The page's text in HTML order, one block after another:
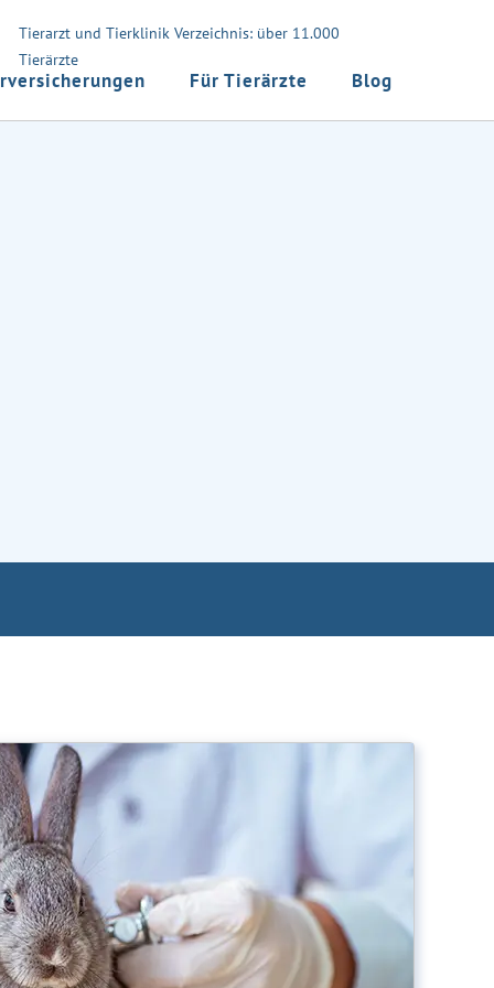
Tierarzt und Tierklinik Verzeichnis: über 11.000
Tierärzte
Für Tierärzte Blog